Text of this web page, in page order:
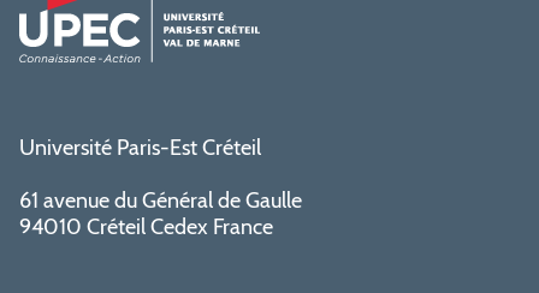
Université Paris-Est Créteil
61 avenue du Général de Gaulle
94010 Créteil Cedex France